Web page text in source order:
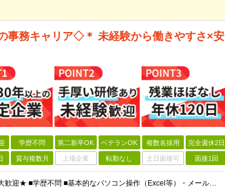
事務キャリア◇＊ 未経験から働きやすさ×安
学歴不問 第二新卒OK ベテランOK 複数名採用 完全週休2日
賞与複数月 上場企業 転勤なし 土日面接可 面接1回
★未経験からの事務デビューも大歓迎★ ■学歴不問 ■基本的なパソコン操作（Excel等）・メール対応ができる方